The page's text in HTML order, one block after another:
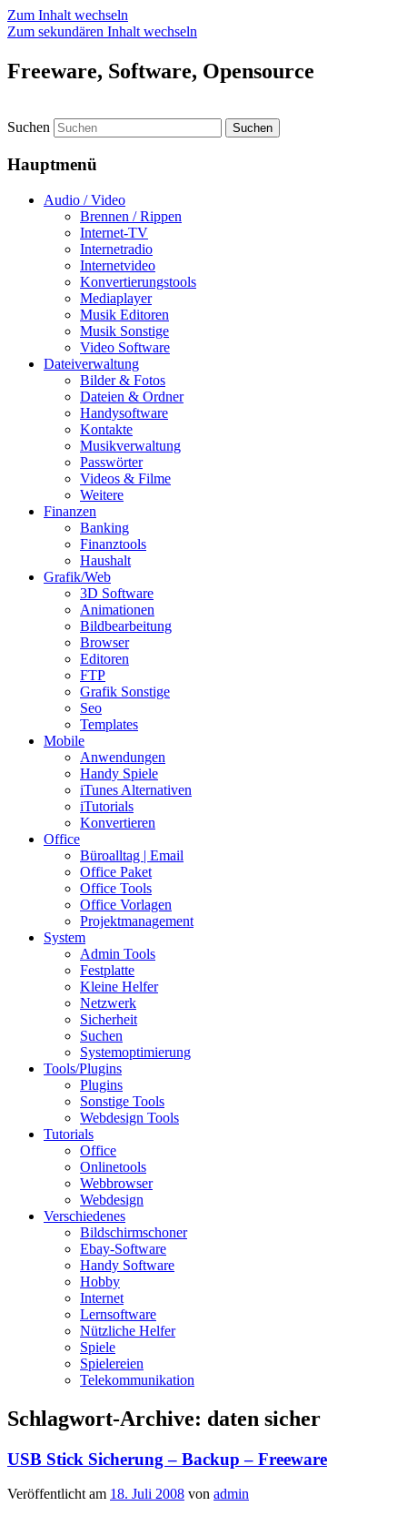
Zum Inhalt wechseln
Zum sekundären Inhalt wechseln
Freeware, Software, Opensource
Suchen
Hauptmenü
Audio / Video
Brennen / Rippen
Internet-TV
Internetradio
Internetvideo
Konvertierungstools
Mediaplayer
Musik Editoren
Musik Sonstige
Video Software
Dateiverwaltung
Bilder & Fotos
Dateien & Ordner
Handysoftware
Kontakte
Musikverwaltung
Passwörter
Videos & Filme
Weitere
Finanzen
Banking
Finanztools
Haushalt
Grafik/Web
3D Software
Animationen
Bildbearbeitung
Browser
Editoren
FTP
Grafik Sonstige
Seo
Templates
Mobile
Anwendungen
Handy Spiele
iTunes Alternativen
iTutorials
Konvertieren
Office
Büroalltag | Email
Office Paket
Office Tools
Office Vorlagen
Projektmanagement
System
Admin Tools
Festplatte
Kleine Helfer
Netzwerk
Sicherheit
Suchen
Systemoptimierung
Tools/Plugins
Plugins
Sonstige Tools
Webdesign Tools
Tutorials
Office
Onlinetools
Webbrowser
Webdesign
Verschiedenes
Bildschirmschoner
Ebay-Software
Handy Software
Hobby
Internet
Lernsoftware
Nützliche Helfer
Spiele
Spielereien
Telekommunikation
Schlagwort-Archive: daten sicher
USB Stick Sicherung – Backup – Freeware
Veröffentlicht am 18. Juli 2008 von admin